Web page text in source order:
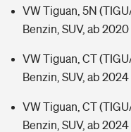
VW Tiguan, 5N
Benzin, SUV, ab 2020
VW Tiguan, CT
Benzin, SUV, ab 2024
VW Tiguan, CT
Benzin, SUV, ab 2024